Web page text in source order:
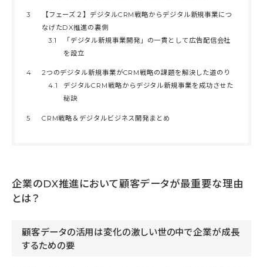
3
【フェーズ２】デジタルCRM戦略からデジタル新規事業につ
なげたDX推進の裏側
3.1
「デジタル新規事業開発」の一貫として広告配信会社
を設立
4
2つのデジタル新規事業がCRM戦略の課題を解決した道のり
4.1
デジタルCRM戦略からデジタル新規事業を成功させた
秘訣
5 CRM戦略＆デジタルビジネス開発まとめ
企業のDX推進において顧客データが最重要な理由
とは？
顧客データの活用は変化の激しい世の中で企業が成長
するための要